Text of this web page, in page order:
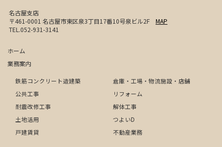
名古屋支店
〒461-0001 名古屋市東区泉3丁目17番10号泉ビル2F MAP
TEL.052-931-3141
ホーム
業務案内
鉄筋コンクリート造建築
倉庫・工場・物流施設・店舗
公共工事
リフォーム
耐震改修工事
解体工事
土地活用
つよいD
戸建賃貸
不動産業務